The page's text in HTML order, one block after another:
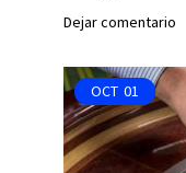
Dejar comentario
OCT 01